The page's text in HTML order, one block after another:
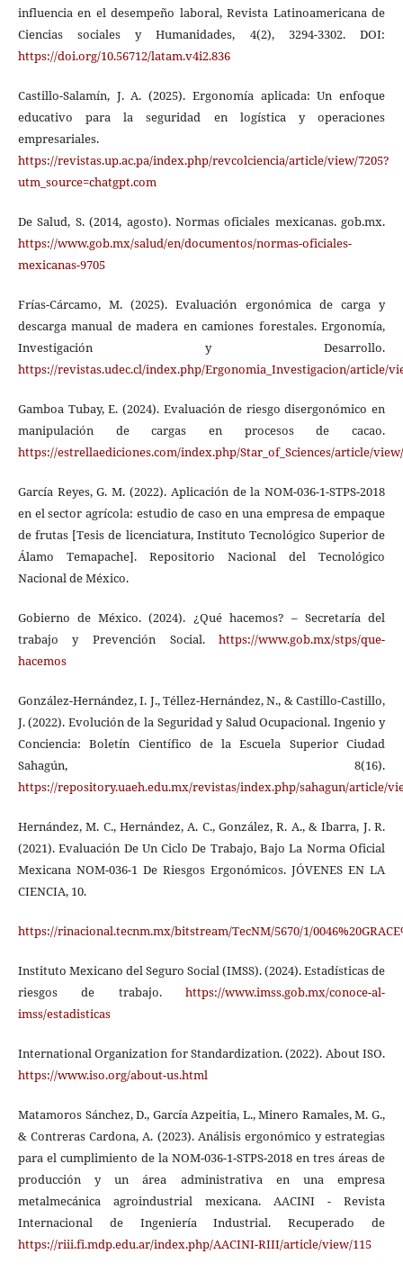
influencia en el desempeño laboral, Revista Latinoamericana de
Ciencias sociales y Humanidades, 4(2), 3294-3302. DOI:
https://doi.org/10.56712/latam.v4i2.836
Castillo-Salamín, J. A. (2025). Ergonomía aplicada: Un enfoque
educativo para la seguridad en logística y operaciones
empresariales.
https://revistas.up.ac.pa/index.php/revcolciencia/article/view/7205?
utm_source=chatgpt.com
De Salud, S. (2014, agosto). Normas oficiales mexicanas. gob.mx.
https://www.gob.mx/salud/en/documentos/normas-oficiales-
mexicanas-9705
Frías-Cárcamo, M. (2025). Evaluación ergonómica de carga y
descarga manual de madera en camiones forestales. Ergonomía,
Investigación y Desarrollo.
https://revistas.udec.cl/index.php/Ergonomia_Investigacion/article/
Gamboa Tubay, E. (2024). Evaluación de riesgo disergonómico en
manipulación de cargas en procesos de cacao.
https://estrellaediciones.com/index.php/Star_of_Sciences/article/
García Reyes, G. M. (2022). Aplicación de la NOM-036-1-STPS-2018
en el sector agrícola: estudio de caso en una empresa de empaque
de frutas [Tesis de licenciatura, Instituto Tecnológico Superior de
Álamo Temapache]. Repositorio Nacional del Tecnológico
Nacional de México.
Gobierno de México. (2024). ¿Qué hacemos? – Secretaría del
trabajo y Prevención Social.https://www.gob.mx/stps/que-
hacemos
González-Hernández, I. J., Téllez-Hernández, N., & Castillo-Castillo,
J. (2022). Evolución de la Seguridad y Salud Ocupacional. Ingenio y
Conciencia: Boletín Científico de la Escuela Superior Ciudad
Sahagún, 8(16).
https://repository.uaeh.edu.mx/revistas/index.php/sahagun/article/
Hernández, M. C., Hernández, A. C., González, R. A., & Ibarra, J. R.
(2021). Evaluación De Un Ciclo De Trabajo, Bajo La Norma Oficial
Mexicana NOM-036-1 De Riesgos Ergonómicos. JÓVENES EN LA
CIENCIA, 10.
https://rinacional.tecnm.mx/bitstream/TecNM/5670/1/
Instituto Mexicano del Seguro Social (IMSS). (2024). Estadísticas de
riesgos de trabajo.https://www.imss.gob.mx/conoce-al-
imss/estadisticas
International Organization for Standardization. (2022). About ISO.
https://www.iso.org/about-us.html
Matamoros Sánchez, D., García Azpeitia, L., Minero Ramales, M. G.,
& Contreras Cardona, A. (2023). Análisis ergonómico y estrategias
para el cumplimiento de la NOM-036-1-STPS-2018 en tres áreas de
producción y un área administrativa en una empresa
metalmecánica agroindustrial mexicana. AACINI - Revista
Internacional de Ingeniería Industrial. Recuperado de
https://riii.fi.mdp.edu.ar/index.php/AACINI-RIII/article/view/115